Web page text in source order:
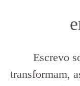
Escrevo
transformam,